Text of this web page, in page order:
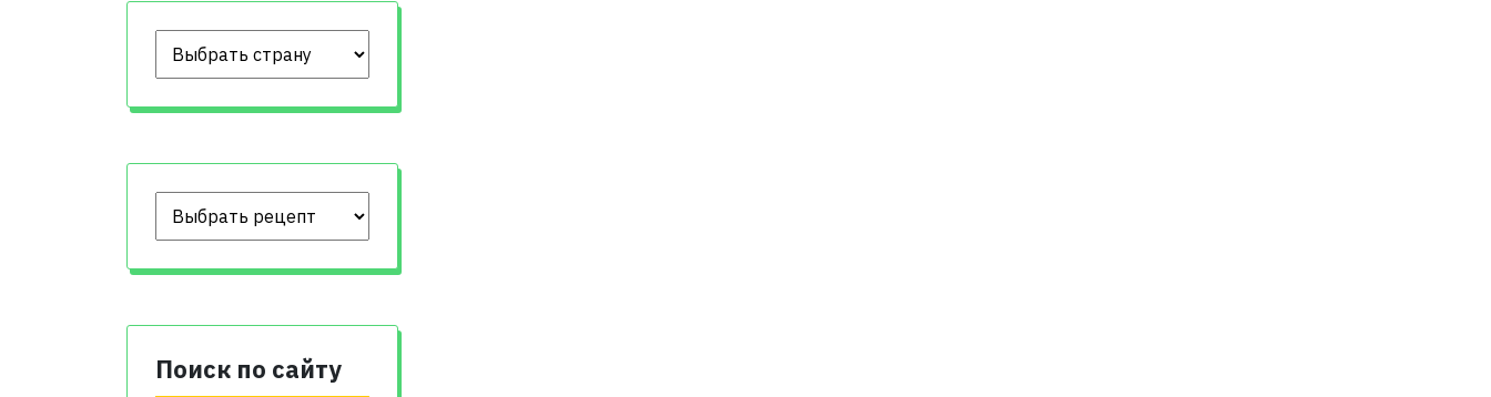
Поиск по сайту